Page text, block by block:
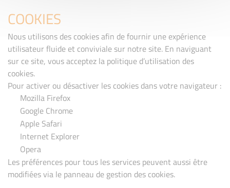
COOKIES
Nous utilisons des cookies afin de fournir une expérience
utilisateur fluide et conviviale sur notre site. En naviguant
sur ce site, vous acceptez la politique d’utilisation des
cookies.
Pour activer ou désactiver les cookies dans votre navigateur :
Mozilla Firefox
Google Chrome
Apple Safari
Internet Explorer
Opera
Les préférences pour tous les services peuvent aussi être
modifiées via le panneau de gestion des cookies.